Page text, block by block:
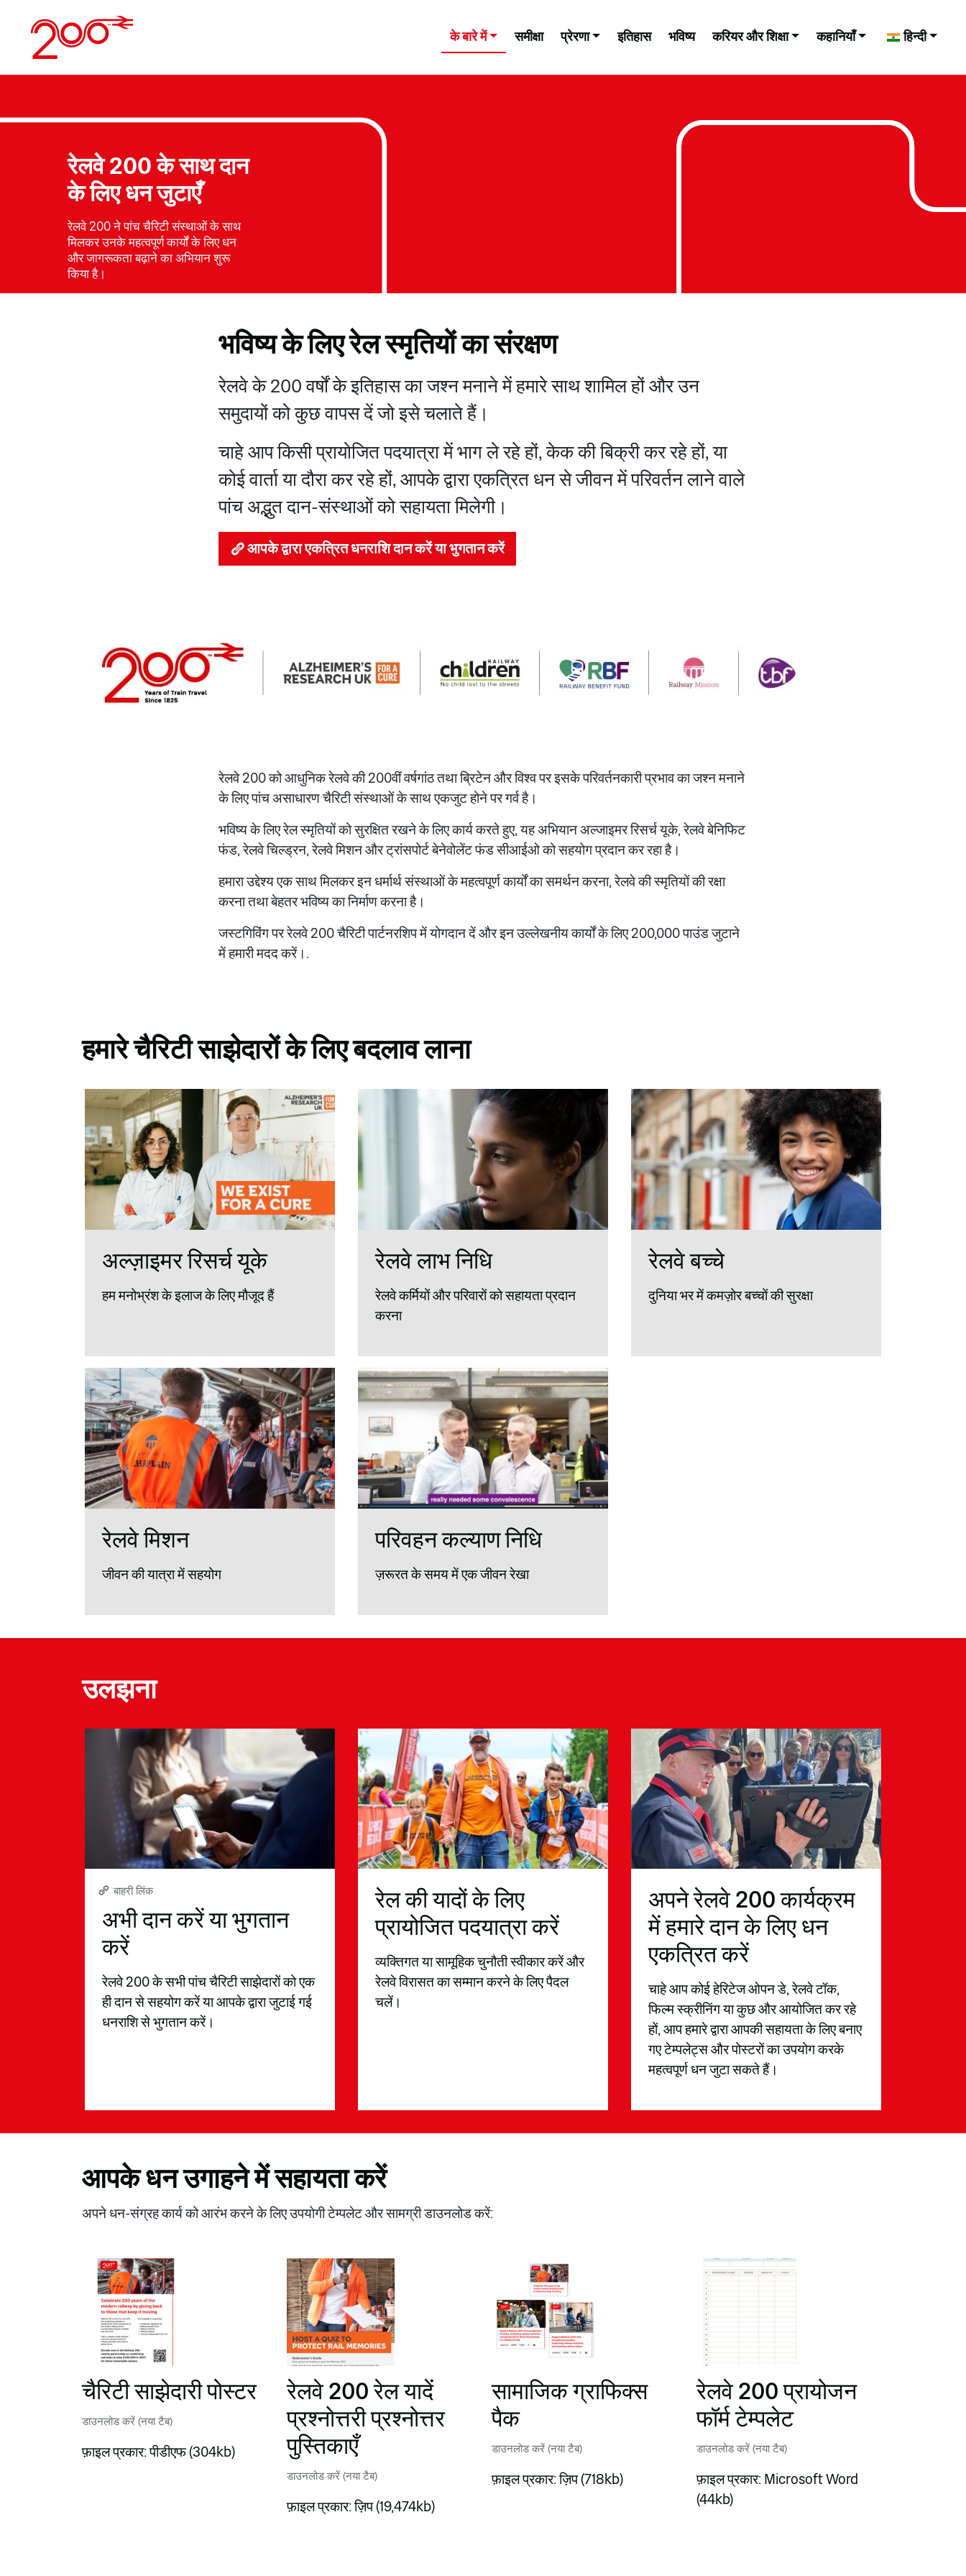
के बारे में समीक्षा प्रेरणा इतिहास भविष्य करियर और शिक्षा कहानियाँ हिन्दी
रेलवे 200 के साथ दान
के लिए धन जुटाएँ
रेलवे 200 ने पांच चैरिटी संस्थाओं के साथ
मिलकर उनके महत्वपूर्ण कार्यों के लिए धन
और जागरूकता बढ़ाने का अभियान शुरू
किया है।
भविष्य के लिए रेल स्मृतियों का संरक्षण
रेलवे के 200 वर्षों के इतिहास का जश्न मनाने में हमारे साथ शामिल हों और उन
समुदायों को कुछ वापस दें जो इसे चलाते हैं।
चाहे आप किसी प्रायोजित पदयात्रा में भाग ले रहे हों, केक की बिक्री कर रहे हों, या
कोई वार्ता या दौरा कर रहे हों, आपके द्वारा एकत्रित धन से जीवन में परिवर्तन लाने वाले
पांच अद्भुत दान-संस्थाओं को सहायता मिलेगी।
आपके द्वारा एकत्रित धनराशि दान करें या भुगतान करें
रेलवे 200 को आधुनिक रेलवे की 200वीं वर्षगांठ तथा ब्रिटेन और विश्व पर इसके परिवर्तनकारी प्रभाव का जश्न मनाने
के लिए पांच असाधारण चैरिटी संस्थाओं के साथ एकजुट होने पर गर्व है।
भविष्य के लिए रेल स्मृतियों को सुरक्षित रखने के लिए कार्य करते हुए, यह अभियान अल्जाइमर रिसर्च यूके, रेलवे बेनिफिट
फंड, रेलवे चिल्ड्रन, रेलवे मिशन और ट्रांसपोर्ट बेनेवोलेंट फंड सीआईओ को सहयोग प्रदान कर रहा है।
हमारा उद्देश्य एक साथ मिलकर इन धर्मार्थ संस्थाओं के महत्वपूर्ण कार्यों का समर्थन करना, रेलवे की स्मृतियों की रक्षा
करना तथा बेहतर भविष्य का निर्माण करना है।
जस्टगिविंग पर रेलवे 200 चैरिटी पार्टनरशिप में योगदान दें और इन उल्लेखनीय कार्यों के लिए 200,000 पाउंड जुटाने
में हमारी मदद करें।.
हमारे चैरिटी साझेदारों के लिए बदलाव लाना
अल्ज़ाइमर रिसर्च यूके
हम मनोभ्रंश के इलाज के लिए मौजूद हैं
रेलवे लाभ निधि
रेलवे कर्मियों और परिवारों को सहायता प्रदान
करना
रेलवे बच्चे
दुनिया भर में कमज़ोर बच्चों की सुरक्षा
रेलवे मिशन
जीवन की यात्रा में सहयोग
परिवहन कल्याण निधि
ज़रूरत के समय में एक जीवन रेखा
उलझना
बाहरी लिंक
अभी दान करें या भुगतान
करें
रेलवे 200 के सभी पांच चैरिटी साझेदारों को एक
ही दान से सहयोग करें या आपके द्वारा जुटाई गई
धनराशि से भुगतान करें।
रेल की यादों के लिए
प्रायोजित पदयात्रा करें
व्यक्तिगत या सामूहिक चुनौती स्वीकार करें और
रेलवे विरासत का सम्मान करने के लिए पैदल
चलें।
अपने रेलवे 200 कार्यक्रम
में हमारे दान के लिए धन
एकत्रित करें
चाहे आप कोई हेरिटेज ओपन डे, रेलवे टॉक,
फिल्म स्क्रीनिंग या कुछ और आयोजित कर रहे
हों, आप हमारे द्वारा आपकी सहायता के लिए बनाए
गए टेम्पलेट्स और पोस्टरों का उपयोग करके
महत्वपूर्ण धन जुटा सकते हैं।
आपके धन उगाहने में सहायता करें
अपने धन-संग्रह कार्य को आरंभ करने के लिए उपयोगी टेम्पलेट और सामग्री डाउनलोड करें:
चैरिटी साझेदारी पोस्टर
डाउनलोड करें (नया टैब)
फ़ाइल प्रकार: पीडीएफ (304kb)
रेलवे 200 रेल यादें
प्रश्नोत्तरी प्रश्नोत्तर
पुस्तिकाएँ
डाउनलोड करें (नया टैब)
फ़ाइल प्रकार: ज़िप (19,474kb)
सामाजिक ग्राफिक्स
पैक
डाउनलोड करें (नया टैब)
फ़ाइल प्रकार: ज़िप (718kb)
रेलवे 200 प्रायोजन
फॉर्म टेम्पलेट
डाउनलोड करें (नया टैब)
फ़ाइल प्रकार: Microsoft Word
(44kb)